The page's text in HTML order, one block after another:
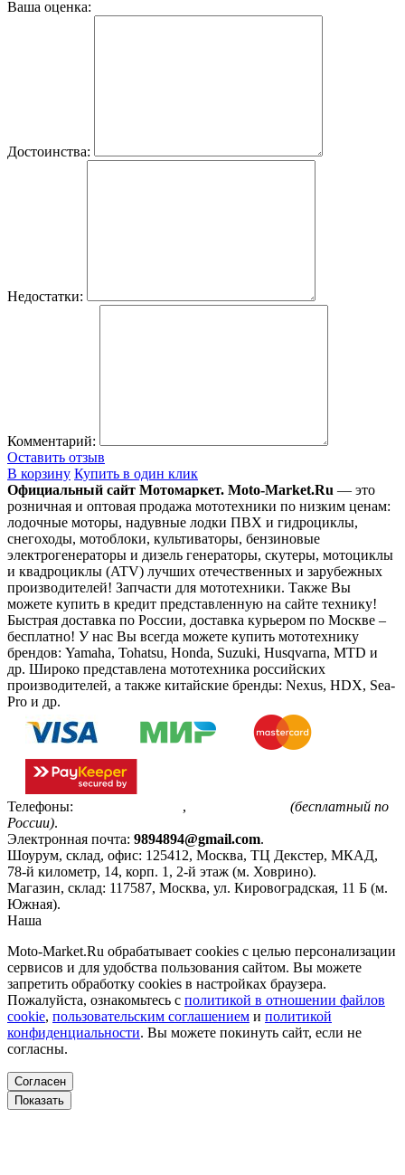
Ваша оценка:
Достоинства:
Недостатки:
Комментарий:
Оставить отзыв
В корзину Купить в один клик
Официальный сайт Мотомаркет. Moto-Market.Ru — это
розничная и оптовая продажа мототехники по низким ценам:
лодочные моторы, надувные лодки ПВХ и гидроциклы,
снегоходы, мотоблоки, культиваторы, бензиновые
электрогенераторы и дизель генераторы, скутеры, мотоциклы
и квадроциклы (ATV) лучших отечественных и зарубежных
производителей! Запчасти для мототехники. Также Вы
можете купить в кредит представленную на сайте технику!
Быстрая доставка по России, доставка курьером по Москве –
бесплатно! У нас Вы всегда можете купить мототехнику
брендов: Yamaha, Tohatsu, Honda, Suzuki, Husqvarna, MTD и
др. Широко представлена мототехника российских
производителей, а также китайские бренды: Nexus, HDX, Sea-
Pro и др.
Телефоны: ,
(бесплатный по
России).
Электронная почта: 9894894@gmail.com.
Шоурум, склад, офис: 125412, Москва, ТЦ Декстер, МКАД,
78-й километр, 14, корп. 1, 2-й этаж (м. Ховрино).
Магазин, склад: 117587, Москва, ул. Кировоградская, 11 Б (м.
Южная).
Наша
Moto-Market.Ru обрабатывает сookies с целью персонализации
сервисов и для удобства пользования сайтом. Вы можете
запретить обработку сookies в настройках браузера.
Пожалуйста, ознакомьтесь с политикой в отношении файлов
cookie, пользовательским соглашением и политикой
конфиденциальности. Вы можете покинуть сайт, если не
согласны.
Согласен
Показать